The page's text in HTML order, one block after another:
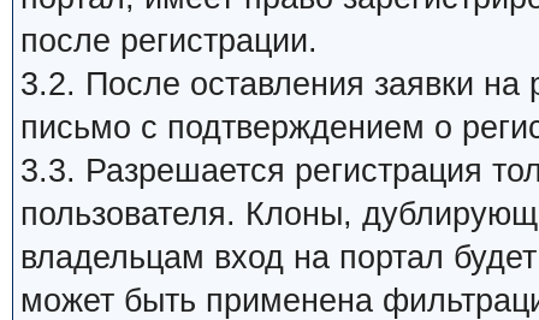
после регистрации.
3.2. После оставления заявки на
письмо с подтверждением о
3.3. Разрешается регистрация
пользователя. Клоны,
владельцам вход на портал
может быть применена